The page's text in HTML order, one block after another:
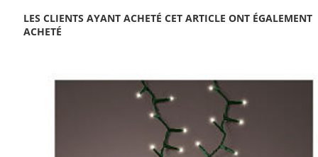
LES CLIENTS AYANT ACHETÉ CET ARTICLE ONT ÉGALEMENT
ACHETÉ